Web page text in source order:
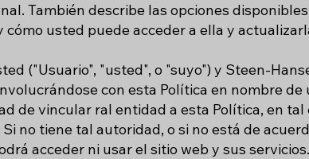
También describe las opciones
usted puede acceder a ella y
("Usuario", "usted", o "suyo") y Steen-
con esta Política en nombre
de vincular ral entidad a esta Política, en tal
no tiene tal autoridad, o si no está de
acceder ni usar el sitio web y sus